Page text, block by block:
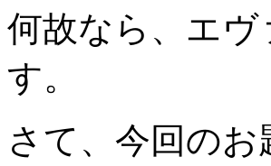
何故なら、エ
す。
さて、今回のお